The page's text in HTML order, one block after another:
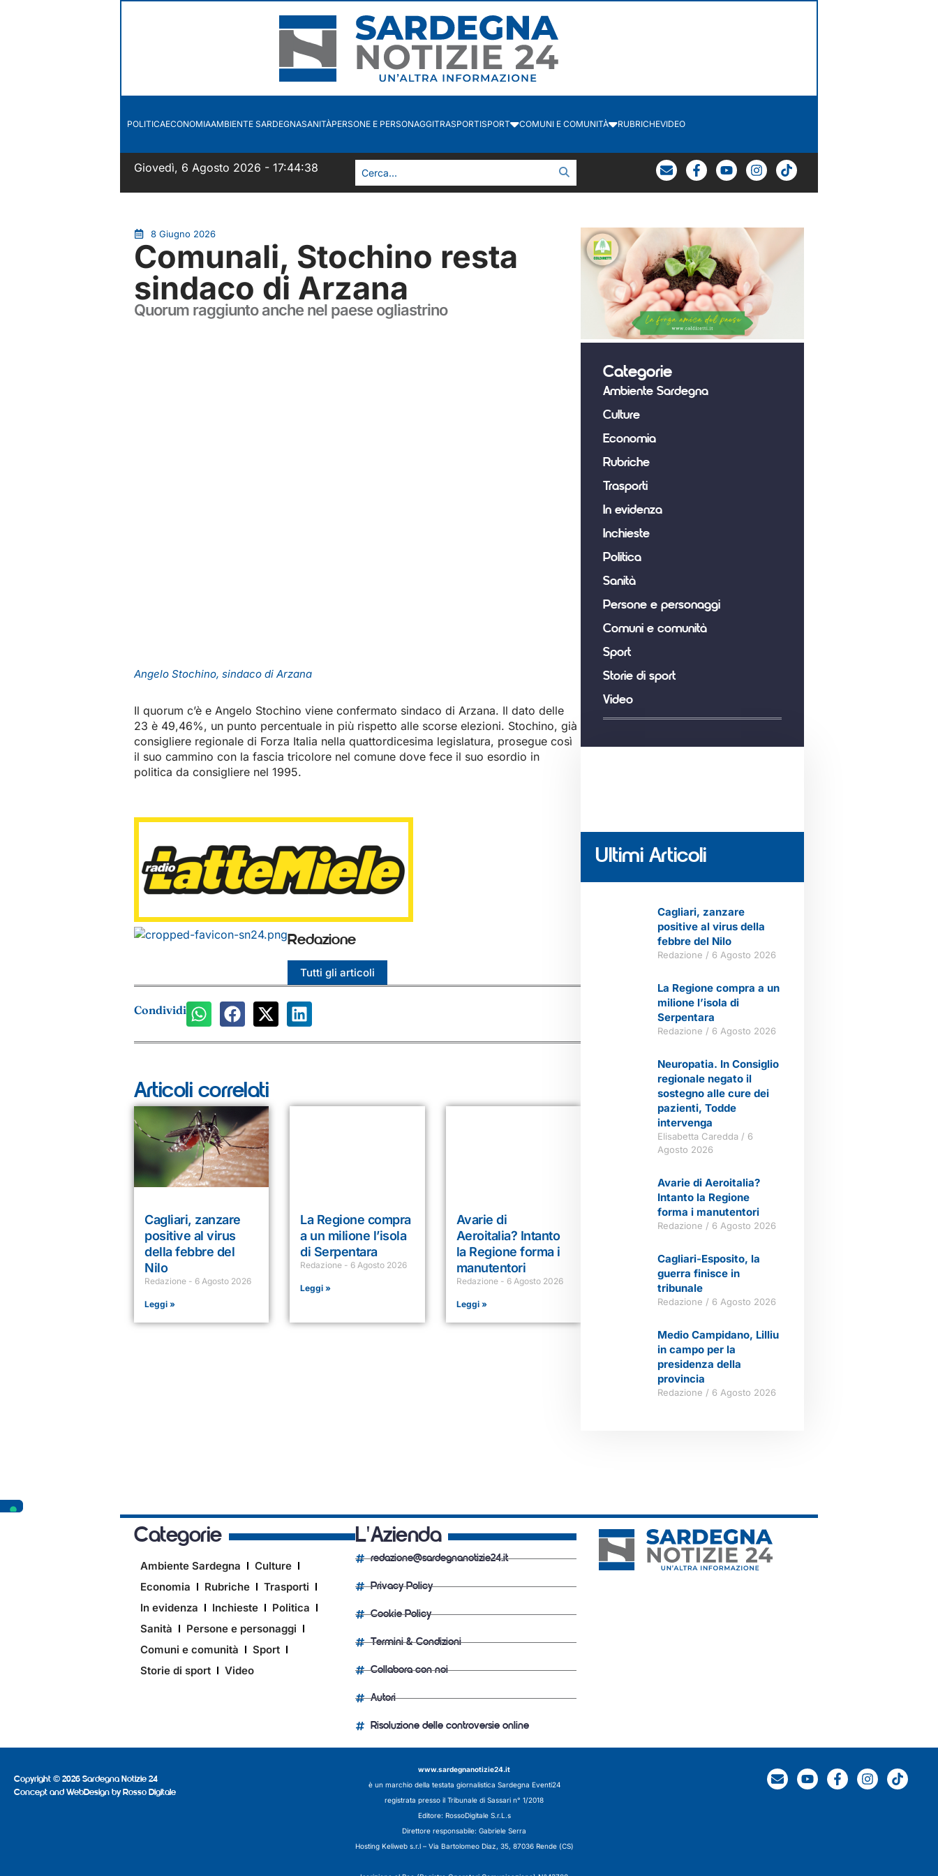
POLITICAECONOMIAAMBIENTE SARDEGNASANITÀPERSONE E PERSONAGGITRASPORTISPORT COMUNI E COMUNITÀ RUBRICHEVIDEO
Giovedì, 6 Agosto 2026 - 17:44:38
8 Giugno 2026
Comunali, Stochino resta
sindaco di Arzana
Quorum raggiunto anche nel paese ogliastrino
Angelo Stochino, sindaco di Arzana
Il quorum c’è e Angelo Stochino viene confermato sindaco di Arzana. Il dato delle
23 è 49,46%, un punto percentuale in più rispetto alle scorse elezioni. Stochino, già
consigliere regionale di Forza Italia nella quattordicesima legislatura, prosegue così
il suo cammino con la fascia tricolore nel comune dove fece il suo esordio in
politica da consigliere nel 1995.
Redazione
Tutti gli articoli
Condividi
Articoli correlati
Cagliari, zanzare
positive al virus
della febbre del
Nilo
Redazione 6 Agosto 2026
Leggi »
La Regione compra
a un milione l’isola
di Serpentara
Redazione 6 Agosto 2026
Leggi »
Avarie di
Aeroitalia? Intanto
la Regione forma i
manutentori
Redazione 6 Agosto 2026
Leggi »
Categorie
Ambiente Sardegna
Culture
Economia
Rubriche
Trasporti
In evidenza
Inchieste
Politica
Sanità
Persone e personaggi
Comuni e comunità
Sport
Storie di sport
Video
Ultimi Articoli
Cagliari, zanzare
positive al virus della
febbre del Nilo
Redazione 6 Agosto 2026
La Regione compra a un
milione l’isola di
Serpentara
Redazione 6 Agosto 2026
Neuropatia. In Consiglio
regionale negato il
sostegno alle cure dei
pazienti, Todde
intervenga
Elisabetta Caredda
6
Agosto 2026
Avarie di Aeroitalia?
Intanto la Regione
forma i manutentori
Redazione 6 Agosto 2026
Cagliari-Esposito, la
guerra finisce in
tribunale
Redazione 6 Agosto 2026
Medio Campidano, Lilliu
in campo per la
presidenza della
provincia
Redazione 6 Agosto 2026
Categorie
Ambiente Sardegna
Culture
Economia
Rubriche
Trasporti
In evidenza
Inchieste
Politica
Sanità
Persone e personaggi
Comuni e comunità
Sport
Storie di sport
Video
L'Azienda
redazione@sardegnanotizie24.it
Privacy Policy
Cookie Policy
Termini & Condizioni
Collabora con noi
Autori
Risoluzione delle controversie online
Copyright © 2026 Sardegna Notizie 24
Concept and WebDesign by Rosso Digitale
www.sardegnanotizie24.it
è un marchio della testata giornalistica Sardegna Eventi24
registrata presso il Tribunale di Sassari n° 1/2018
Editore: RossoDigitale S.r.L.s
Direttore responsabile: Gabriele Serra
Hosting Keliweb s.r.l – Via Bartolomeo Diaz, 35, 87036 Rende (CS)